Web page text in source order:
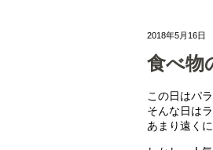
2018年5月16日
食べ
この日はパ
そんな日は
あまり遠く